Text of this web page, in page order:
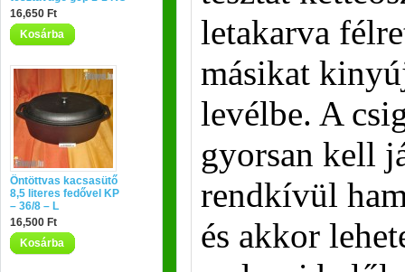
16,650 Ft
Kosárba
Öntöttvas kacsasütő
8,5 literes fedővel KP
– 36/8 – L
16,500 Ft
Kosárba
letakarva
másikat
levélbe. A
gyorsan kell
rendkívül
és akkor